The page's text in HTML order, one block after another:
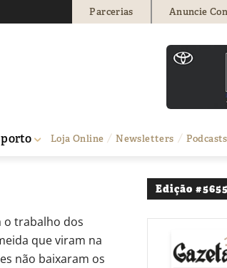
Parcerias Anuncie
Loja Online Newsletters Podcasts
2020
o trabalho dos
que viram na
não baixaram os
Edição #5655